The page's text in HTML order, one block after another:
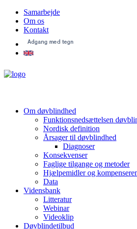
Samarbejde
Om os
Kontakt
Om døvblindhed
Funktionsnedsættelsen
Nordisk definition
Årsager til døvblindhed
Diagnoser
Konsekvenser
Faglige tilgange og metoder
Hjælpemidler og
Data
Vidensbank
Litteratur
Webinar
Videoklip
Døvblindetilbud